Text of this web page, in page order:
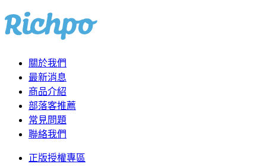
關於我們
最新消息
商品介紹
部落客推薦
常見問題
聯絡我們
正版授權專區